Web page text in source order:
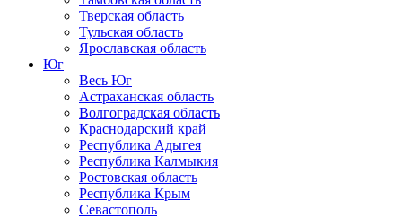
Тверская область
Тульская область
Ярославская область
Юг
Весь Юг
Астраханская область
Волгоградская область
Краснодарский край
Республика Адыгея
Республика Калмыкия
Ростовская область
Республика Крым
Севастополь